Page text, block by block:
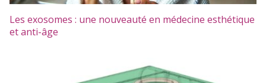
Les exosomes : une nouveauté en médecine esthétique
et anti-âge